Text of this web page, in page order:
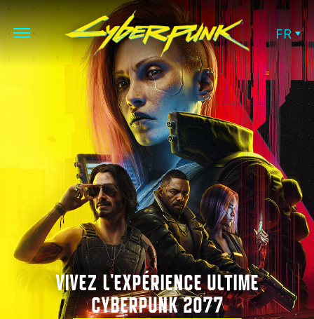
FR
VIVEZ L'EXPÉRIENCE ULTIME
CYBERPUNK 2077